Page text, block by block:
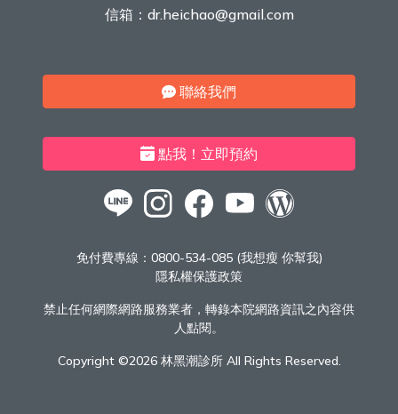
信箱： dr.heichao@gmail.com
聯絡我們
點我！立即預約
免付費專線： 0800-534-085 (我想瘦 你幫我)
隱私權保護政策
禁止任何網際網路服務業者，轉錄本院網路資訊之內容供
人點閱。
Copyright ©2026 林黑潮診所 All Rights Reserved.